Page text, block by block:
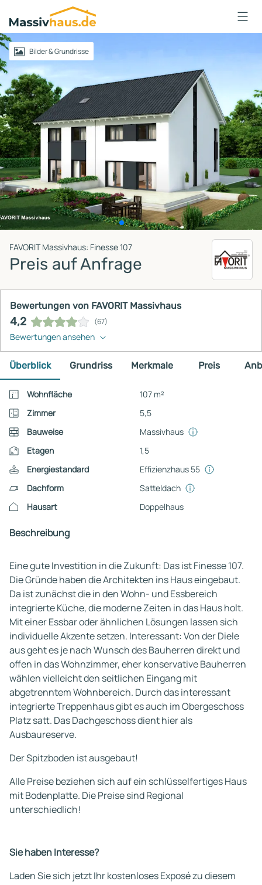
Massivhaus
Logo
AnmeldenBilder & Grundrisse
FAVORIT Massivhaus: Finesse 107
Preis auf Anfrage
Bewertungen von FAVORIT Massivhaus
4,2 (67)
Bewertungen ansehen
Überblick Grundriss Merkmale Preis
Wohnfläche
107 m²
Zimmer
5,5
Bauweise
Massivhaus
Etagen
1,5
Energiestandard
Effizienzhaus 55
Dachform
Satteldach
Hausart
Doppelhaus
Beschreibung
Eine gute Investition in die Zukunft: Das ist Finesse 107.
Die Gründe haben die Architekten ins Haus eingebaut.
Da ist zunächst die in den Wohn- und Essbereich
integrierte Küche, die moderne Zeiten in das Haus holt.
Mit einer Essbar oder ähnlichen Lösungen lassen sich
individuelle Akzente setzen. Interessant: Von der Diele
aus geht es je nach Wunsch des Bauherren direkt und
offen in das Wohnzimmer, eher konservative Bauherren
wählen vielleicht den seitlichen Eingang mit
abgetrenntem Wohnbereich. Durch das interessant
integrierte Treppenhaus gibt es auch im Obergeschoss
Platz satt. Das Dachgeschoss dient hier als
Ausbaureserve.
Der Spitzboden ist ausgebaut!
Alle Preise beziehen sich auf ein schlüsselfertiges Haus
mit Bodenplatte. Die Preise sind Regional
unterschiedlich!
Sie haben Interesse?
Laden Sie sich jetzt Ihr kostenloses Exposé zu diesem